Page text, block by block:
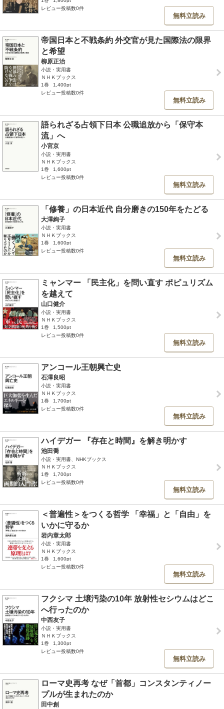
レビュー投稿数0件
無料立読み
帝国日本と不戦条約 外交官が見た国際法の限界
と希望
柳原正治
小説・実用書
ＮＨＫブックス
1巻
1,400pt
レビュー投稿数0件
無料立読み
語られざる占領下日本 公職追放から「保守本
流」へ
小宮京
小説・実用書
ＮＨＫブックス
1巻
1,600pt
レビュー投稿数0件
無料立読み
「修養」の日本近代 自分磨きの150年をたどる
大澤絢子
小説・実用書
ＮＨＫブックス
1巻
1,600pt
レビュー投稿数0件
無料立読み
ミャンマー 「民主化」を問い直す ポピュリズム
を越えて
山口健介
小説・実用書
ＮＨＫブックス
1巻
1,500pt
レビュー投稿数0件
無料立読み
アンコール王朝興亡史
石澤良昭
小説・実用書
ＮＨＫブックス
1巻
1,700pt
レビュー投稿数0件
無料立読み
ハイデガー 『存在と時間』を解き明かす
池田喬
小説・実用書、NHKブックス
ＮＨＫブックス
1巻
1,700pt
レビュー投稿数0件
無料立読み
＜普遍性＞をつくる哲学 「幸福」と「自由」を
いかに守るか
岩内章太郎
小説・実用書
ＮＨＫブックス
1巻
1,600pt
レビュー投稿数0件
無料立読み
フクシマ 土壌汚染の10年 放射性セシウムはどこ
へ行ったのか
中西友子
小説・実用書
ＮＨＫブックス
1巻
1,300pt
レビュー投稿数0件
無料立読み
ローマ史再考 なぜ「首都」コンスタンティノー
プルが生まれたのか
田中創